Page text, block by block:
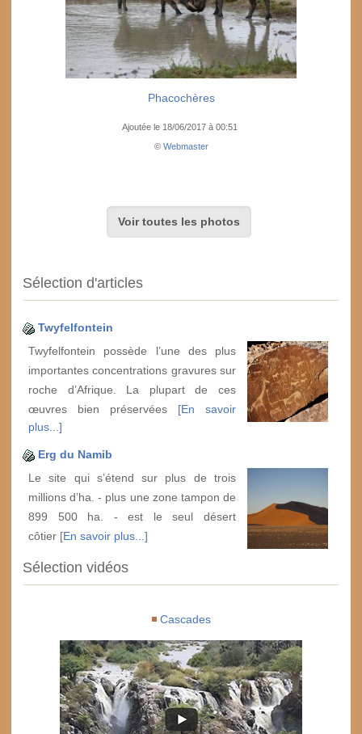
Phacochères
Ajoutée le 18/06/2017 à 00:51
© Webmaster
Voir toutes les photos
Sélection d'articles
Twyfelfontein
Twyfelfontein possède l’une des plus
importantes concentrations gravures sur
roche d’Afrique. La plupart de ces
œuvres bien préservées [En savoir
plus...]
Erg du Namib
Le site qui s’étend sur plus de trois
millions d’ha. - plus une zone tampon de
899 500 ha. - est le seul désert
côtier [En savoir plus...]
Sélection vidéos
Cascades